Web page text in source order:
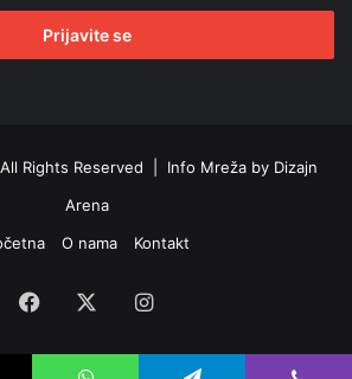
Rights Reserved | Info Mreža by Dizajn
Arena
O nama Kontakt
Facebook Instagram